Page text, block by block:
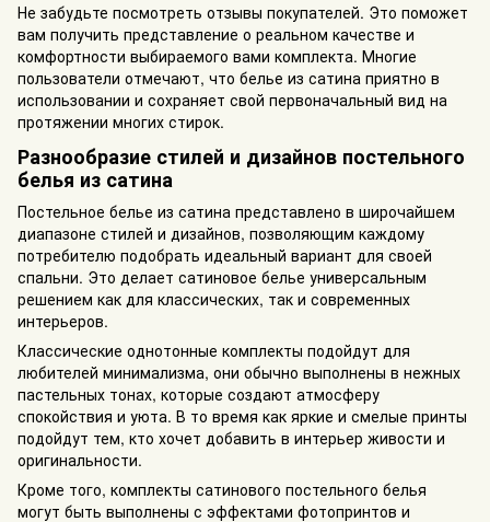
Не забудьте посмотреть отзывы покупателей. Это поможет
вам получить представление о реальном качестве и
комфортности выбираемого вами комплекта. Многие
пользователи отмечают, что белье из сатина приятно в
использовании и сохраняет свой первоначальный вид на
протяжении многих стирок.
Разнообразие стилей и дизайнов постельного
белья из сатина
Постельное белье из сатина представлено в широчайшем
диапазоне стилей и дизайнов, позволяющим каждому
потребителю подобрать идеальный вариант для своей
спальни. Это делает сатиновое белье универсальным
решением как для классических, так и современных
интерьеров.
Классические однотонные комплекты подойдут для
любителей минимализма, они обычно выполнены в нежных
пастельных тонах, которые создают атмосферу
спокойствия и уюта. В то время как яркие и смелые принты
подойдут тем, кто хочет добавить в интерьер живости и
оригинальности.
Кроме того, комплекты сатинового постельного белья
могут быть выполнены с эффектами фотопринтов и